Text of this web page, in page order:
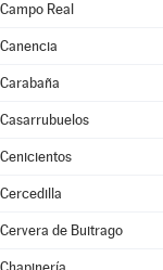
Campo Real
Canencia
Carabaña
Casarrubuelos
Cenicientos
Cercedilla
Cervera de Buitrago